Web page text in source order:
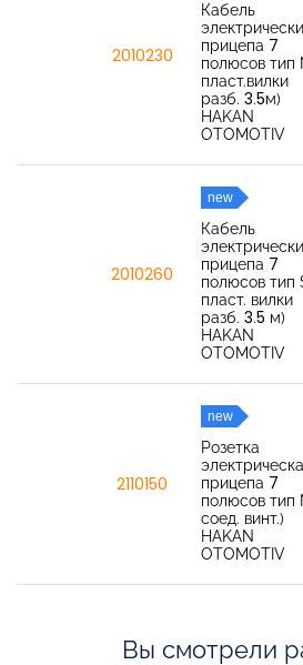
2010230
Кабель
прицепа 7
полюсов тип
пласт.вилки
разб. 3.5м)
HAKAN
OTOMOTIV
2010260
new
Кабель
прицепа 7
полюсов тип
пласт. вилки
разб. 3.5 м)
HAKAN
OTOMOTIV
2110150
new
Розетка
прицепа 7
полюсов тип
соед. винт.)
HAKAN
OTOMOTIV
Вы смотрели